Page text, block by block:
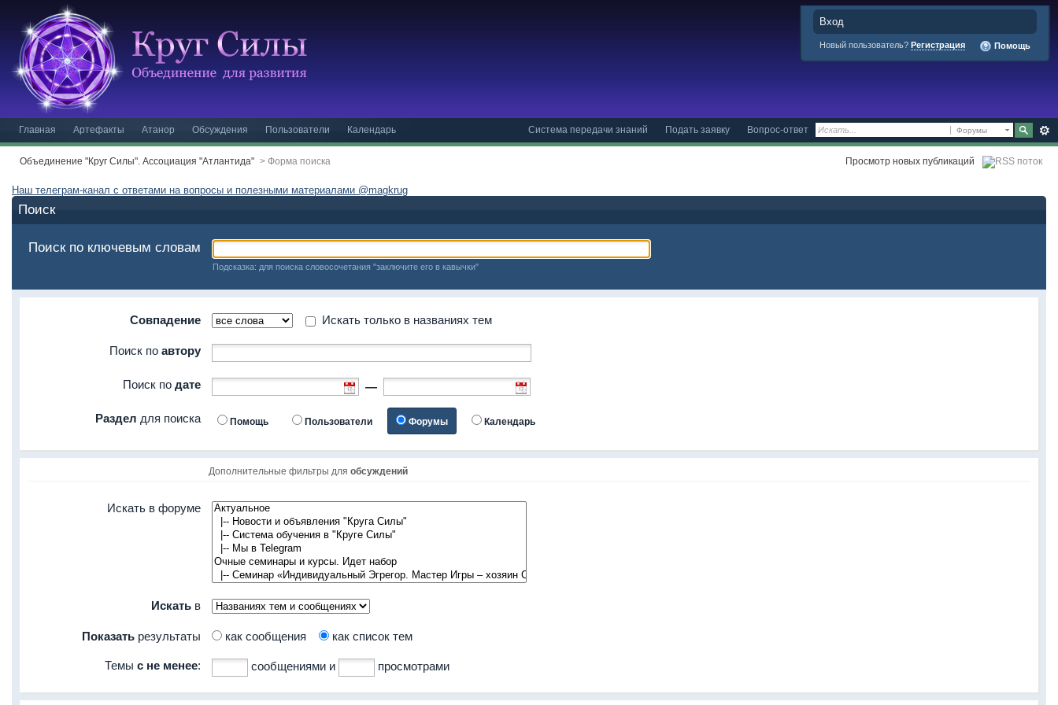
Вход
Новый пользователь? Регистрация Помощь
Форумы
Главная Артефакты Атанор Вопрос-ответ
Подать заявку
Система передачи знаний
Обсуждения Пользователи Календарь
Объединение "Круг Силы". Ассоциация "Атлантида" > Форма поиска Просмотр новых публикаций
Наш телеграм-канал с ответами на вопросы и полезными материалами @magkrug
Поиск
Поиск по ключевым словам
Подсказка: для поиска словосочетания "заключите его в кавычки"
Совпадение Искать только в названиях тем
Поиск по автору
Поиск по дате —
Раздел для поиска Помощь Пользователи Форумы Календарь
Дополнительные фильтры для обсуждений
Искать в форуме
Искать в
Показать результаты как сообщения как список тем
Темы с не менее: сообщениями и просмотрами